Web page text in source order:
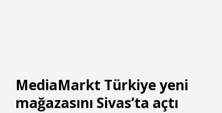
MediaMarkt Türkiye yeni
mağazasını Sivas’ta açtı